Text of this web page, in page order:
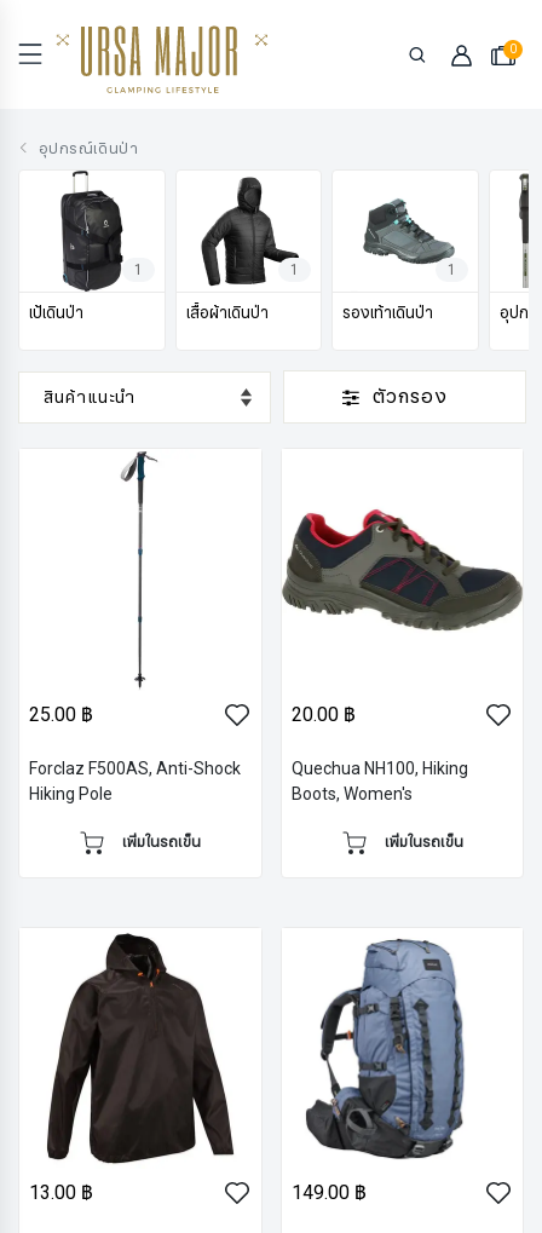
0
อุปกรณ์เดินป่า
1
เป้เดินป่า
1
เสื้อผ้าเดินป่า
1
รองเท้าเดินป่า อุปกร
ตัวกรอง
25.00 ฿
Forclaz F500AS, Anti-Shock
Hiking Pole
เพิ่มในรถเข็น
20.00 ฿
Quechua NH100, Hiking
Boots, Women's
เพิ่มในรถเข็น
13.00 ฿ 149.00 ฿